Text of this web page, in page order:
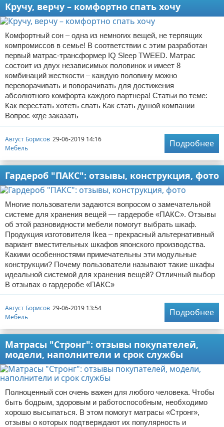
Кручу, верчу – комфортно спать хочу
Комфортный сон – одна из немногих вещей, не терпящих
компромиссов в семье! В соответствии с этим разработан
первый матрас-трансформер IQ Sleep TWEED. Матрас
состоит из двух независимых половинок и имеет 8
комбинаций жесткости – каждую половину можно
переворачивать и поворачивать для достижения
абсолютного комфорта каждого партнера! Статьи по теме:
Как перестать хотеть спать Как стать душой компании
Вопрос «где заказать
Август Борисов 29-06-2019 14:16
Мебель
Подробнее
Гардероб "ПАКС": отзывы, конструкция, фото
Многие пользователи задаются вопросом о замечательной
системе для хранения вещей — гардеробе «ПАКС». Отзывы
об этой разновидности мебели помогут выбрать шкаф.
Продукция изготовителя Ikea – прекрасный альтернативный
вариант вместительных шкафов японского производства.
Какими особенностями примечательны эти модульные
конструкции? Почему пользователи называют такие шкафы
идеальной системой для хранения вещей? Отличный выбор
В отзывах о гардеробе «ПАКС»
Август Борисов 29-06-2019 13:54
Мебель
Подробнее
Матрасы "Стронг": отзывы покупателей,
модели, наполнители и срок службы
Полноценный сон очень важен для любого человека. Чтобы
быть бодрым, здоровым и работоспособным, необходимо
хорошо высыпаться. В этом помогут матрасы «Стронг»,
отзывы о которых подтверждают их популярность и